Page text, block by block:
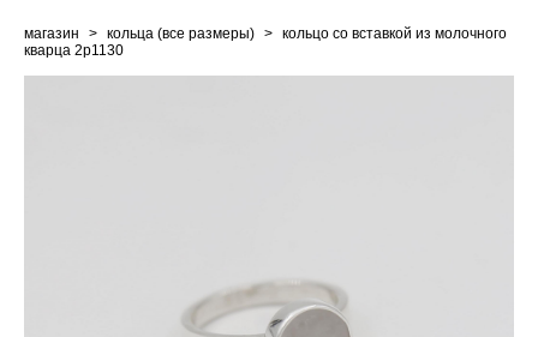
магазин > кольца (все размеры) > кольцо со вставкой из молочного
кварца 2p1130